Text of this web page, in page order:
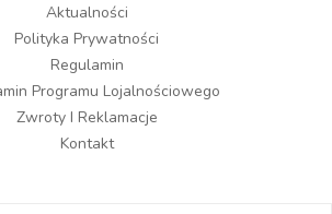
Aktualności
Polityka Prywatności
Regulamin
Programu Lojalnościowego
Zwroty I Reklamacje
Kontakt